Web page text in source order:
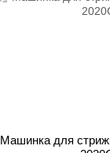
Машинка для